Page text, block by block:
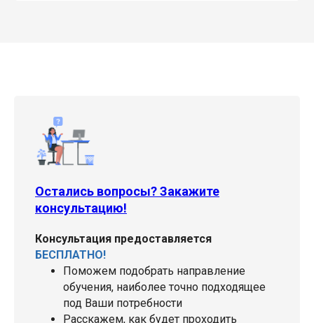
Остались вопросы? Закажите
консультацию!
Консультация предоставляется
БЕСПЛАТНО!
Поможем подобрать направление
обучения, наиболее точно подходящее
под Ваши потребности
Расскажем, как будет проходить